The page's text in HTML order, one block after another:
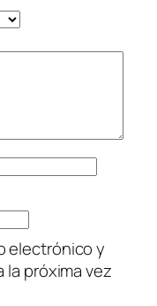
electrónico y
próxima vez